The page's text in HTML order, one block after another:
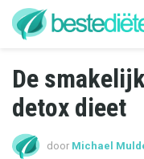
De
detox dieet
door Michael